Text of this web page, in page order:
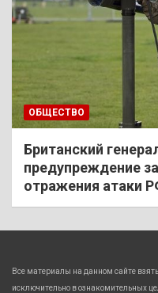
ОБЩЕСТВО
Британский
предупреждение
отражения атаки
Все материалы на данном сайте
исключительно в ознакомительных